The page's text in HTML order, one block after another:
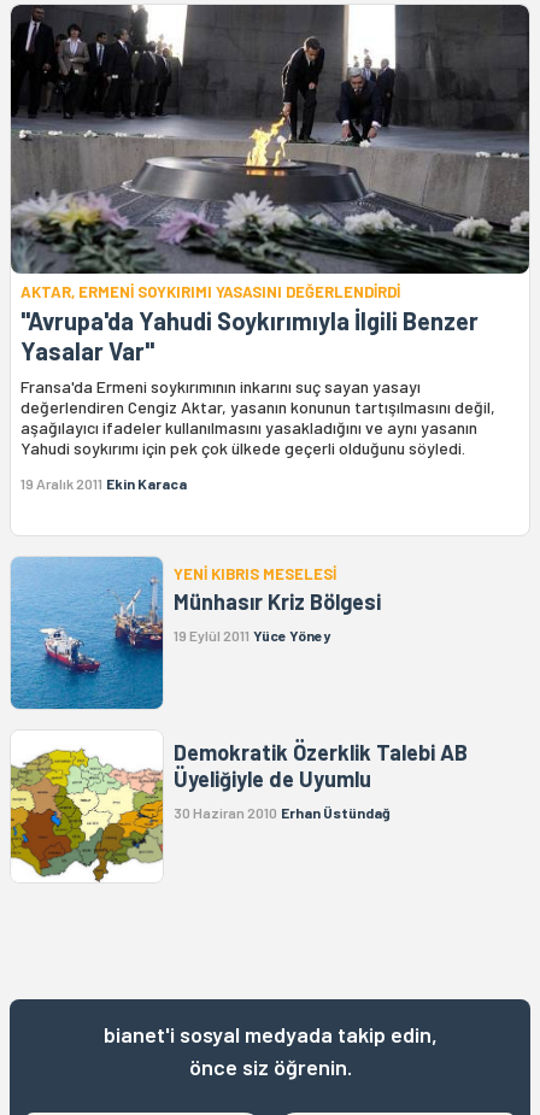
AKTAR, ERMENİ SOYKIRIMI YASASINI DEĞERLENDİRDİ
"Avrupa'da Yahudi Soykırımıyla İlgili Benzer
Yasalar Var"
Fransa'da Ermeni soykırımının inkarını suç sayan yasayı
değerlendiren Cengiz Aktar, yasanın konunun tartışılmasını değil,
aşağılayıcı ifadeler kullanılmasını yasakladığını ve aynı yasanın
Yahudi soykırımı için pek çok ülkede geçerli olduğunu söyledi.
19 Aralık 2011 Ekin Karaca
YENİ KIBRIS MESELESİ
Münhasır Kriz Bölgesi
19 Eylül 2011 Yüce Yöney
Demokratik Özerklik Talebi AB
Üyeliğiyle de Uyumlu
30 Haziran 2010 Erhan Üstündağ
bianet'i sosyal medyada takip edin,
önce siz öğrenin.